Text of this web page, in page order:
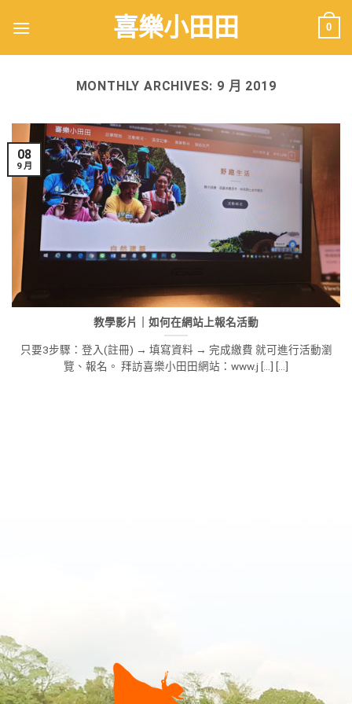
喜樂小田田 0
MONTHLY ARCHIVES: 9 月 2019
教學影片｜如何在網站上報名活動
只要3步驟：登入(註冊) → 填寫資料 → 完成繳費 就可進行活動瀏
覽、報名。 拜訪喜樂小田田網站：www.j [...] [...]
08
9 月